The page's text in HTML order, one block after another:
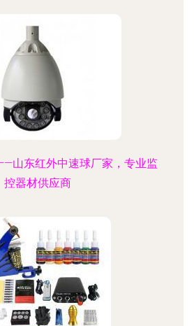
山东红外中速球厂家，专业监
控器材供应商